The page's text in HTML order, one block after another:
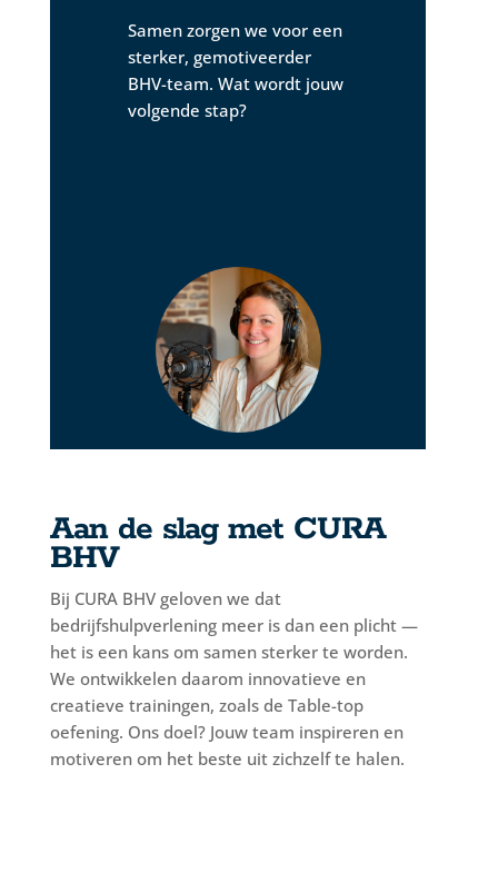
Samen zorgen we voor een
sterker, gemotiveerder
BHV-team. Wat wordt jouw
volgende stap?
Aan de slag met CURA
BHV
Bij CURA BHV geloven we dat
bedrijfshulpverlening meer is dan een plicht —
het is een kans om samen sterker te worden.
We ontwikkelen daarom innovatieve en
creatieve trainingen, zoals de Table-top
oefening. Ons doel? Jouw team inspireren en
motiveren om het beste uit zichzelf te halen.